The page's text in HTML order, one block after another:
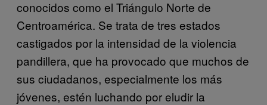
conocidos como el Triángulo Norte de
Centroamérica. Se trata de tres estados
castigados por la intensidad de la violencia
pandillera, que ha provocado que muchos de
sus ciudadanos, especialmente los más
jóvenes, estén luchando por eludir la